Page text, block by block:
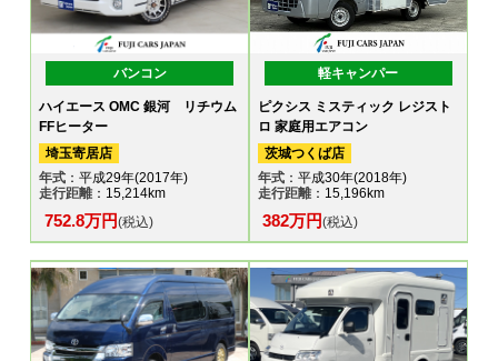
バンコン
ハイエース OMC 銀河 リチウム
FFヒーター
埼玉寄居店
年式 ：平成29年(2017年)
走行距離：15,214km
752.8万円(税込)
軽キャンパー
ピクシス ミスティック レジスト
ロ 家庭用エアコン
茨城つくば店
年式：平成30年(2018年)
走行距離：15,196km
382万円(税込)